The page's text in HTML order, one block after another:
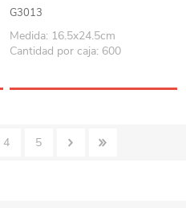
G3013
Medida: 16.5x24.5cm
Cantidad por caja: 600
4 5